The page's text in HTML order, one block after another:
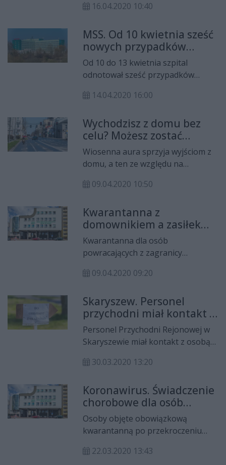
Radomskim Szpitalu
16.04.2020 10:40
MSS. Od 10 kwietnia sześć
nowych przypadków
zakażenia
Od 10 do 13 kwietnia szpital
odnotował sześć przypadków
cztery są to osoby z personelu
szpitalu zostały odkażone, ale aby
mogły zacząć funkcjonować i
przyjmować pacjentów, personel
musi wrócić z kwarantanny.
14.04.2020 16:00
Wychodzisz z domu bez
celu? Możesz zostać
ukarany
Wiosenna aura sprzyja wyjściom z
domu, a ten ze względu na
ograniczenia musimy ograniczyć do
którzy za nic mają wprowadzone
obostrzenia. Wśród nich są również
osoby, które naruszają zasady
kwarantanny.
09.04.2020 10:50
Kwarantanna z
domownikiem a zasiłek
chorobowy
Kwarantanna dla osób
powracających z zagranicy
współmieszkańców. Wszyscy,
obowiązkową kwarantannę, mają
prawo do świadczeń chorobowych
– przypomina Zakład Ubezpieczeń
Społecznych.
09.04.2020 09:20
Skaryszew. Personel
przychodni miał kontakt z
osobą zarażoną
Personel Przychodni Rejonowej w
Skaryszewie miał kontakt z osobą
osób z personelu przebywa
na wyniki testów.
30.03.2020 13:20
Koronawirus. Świadczenie
chorobowe dla osób
powracających z zagranicy
Osoby objęte obowiązkową
kwarantanną po przekroczeniu
świadczenia chorobowe. Aby je
22.03.2020 13:43